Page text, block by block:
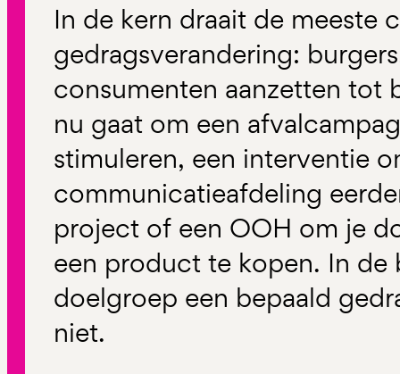
In de kern draait de meeste
gedragsverandering:
consumenten aanzetten tot
nu gaat om een
stimuleren, een interventie
communicatieafdeling
project of een OOH om je
een product te kopen. In de
doelgroep een bepaald
niet.